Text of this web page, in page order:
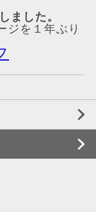
ました。
ジを１年ぶり